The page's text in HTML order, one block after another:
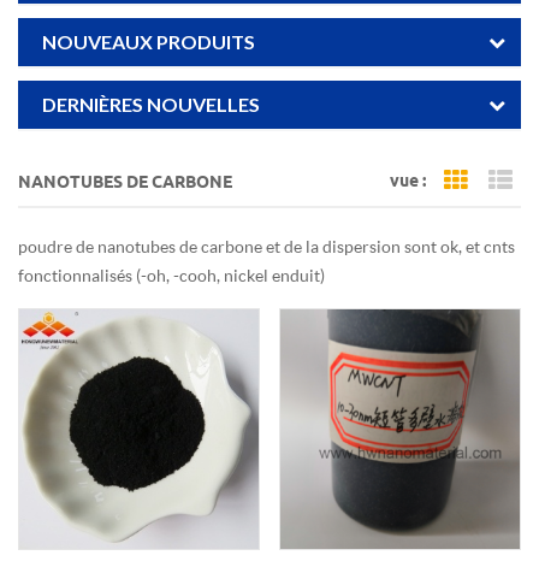
NOUVEAUX PRODUITS
DERNIÈRES NOUVELLES
NANOTUBES DE CARBONE vue : Grid
poudre de nanotubes de carbone et de la dispersion sont ok, et cnts
fonctionnalisés (-oh, -cooh, nickel enduit)